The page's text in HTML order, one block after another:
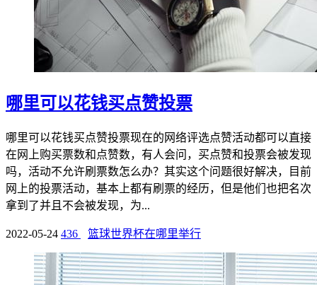
哪里可以花钱买点赞投票
哪里可以花钱买点赞投票现在的网络评选点赞活动都可以直接
在网上购买票数和点赞数，有人会问，买点赞和投票会被发现
吗，活动不允许刷票数怎么办？其实这个问题很好解决，目前
网上的投票活动，基本上都有刷票的经历，但是他们也把名次
拿到了并且不会被发现，为...
2022-05-24 436 篮球世界杯在哪里举行